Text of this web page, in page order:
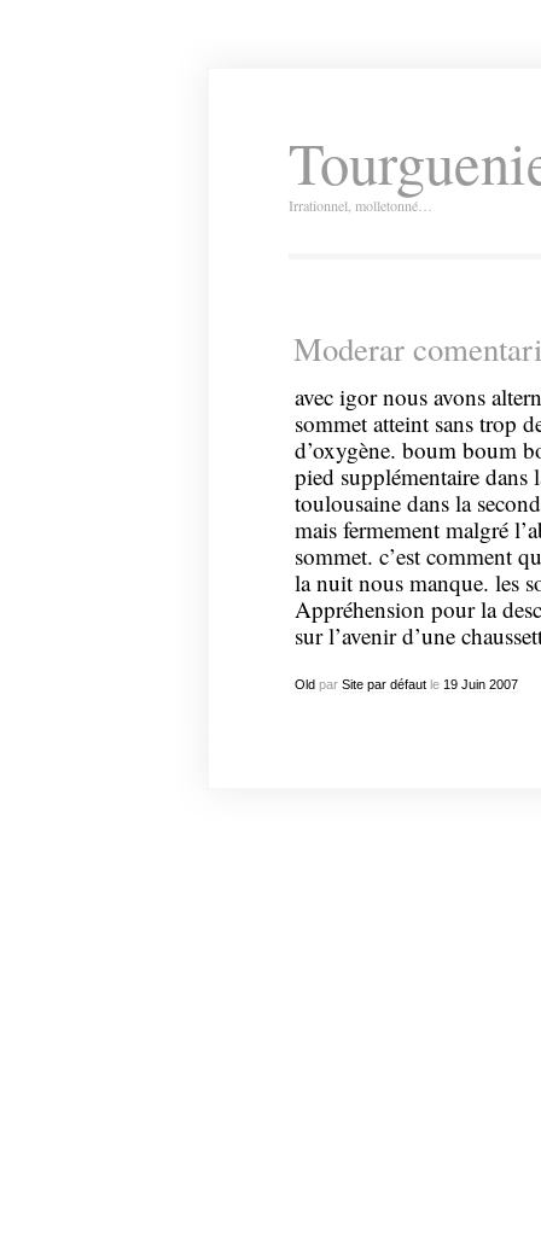
Irrationnel, molletonné…
Moderar
avec igor nous avons
sommet atteint sans trop
d’oxygène. boum boum
pied supplémentaire dans
toulousaine dans la
mais fermement malgré
sommet. c’est comment
la nuit nous manque. les
Appréhension pour la
sur l’avenir d’une
Oldpar Site par défautle 19 Juin 2007